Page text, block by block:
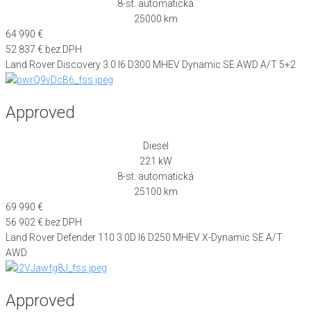
8-st. automatická
25000 km
64 990 €
52 837 € bez DPH
Land Rover Discovery 3.0 I6 D300 MHEV Dynamic SE AWD A/T 5+2
Approved
Diesel
221 kW
8-st. automatická
25100 km
69 990 €
56 902 € bez DPH
Land Rover Defender 110 3.0D I6 D250 MHEV X-Dynamic SE A/T
AWD
Approved